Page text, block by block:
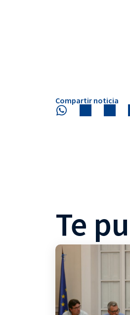
Compartir noticia
Te